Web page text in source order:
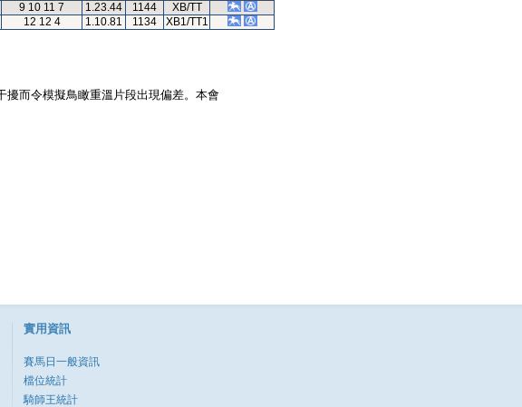
9 10 11 7 1.23.44 1144
XB/TT
12 12 4 1.10.81 1134 XB1/TT1
擾而令模擬鳥瞰重溫片段出現偏差。本會
實用資訊
賽馬日一般資訊
檔位統計
騎師王統計